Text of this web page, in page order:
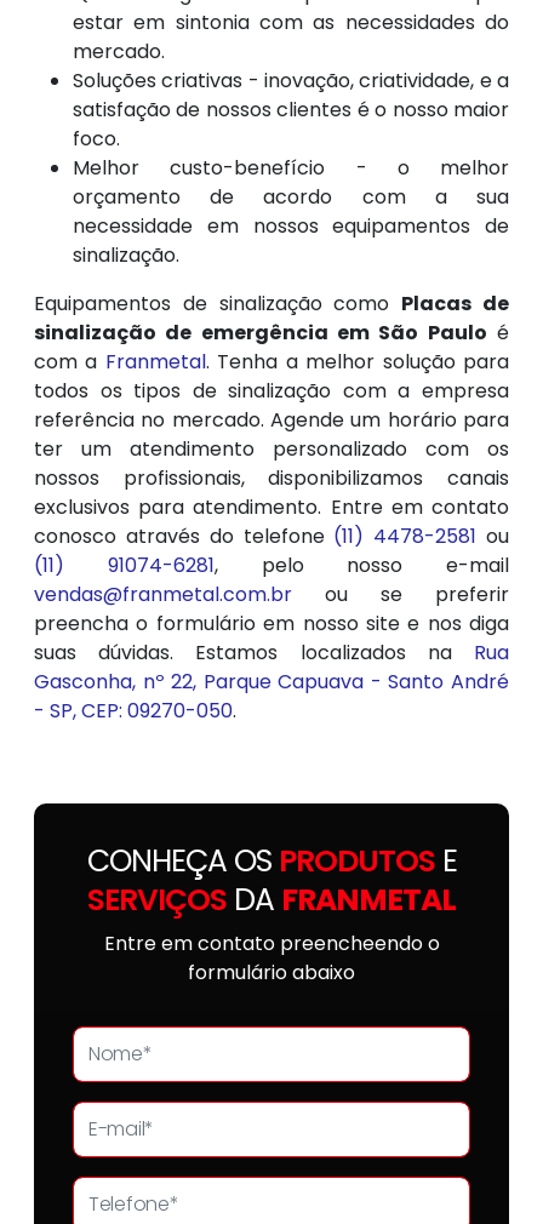
estar em sintonia com as necessidades do
mercado.
Soluções criativas - inovação, criatividade, e a
satisfação de nossos clientes é o nosso maior
foco.
Melhor custo-benefício - o melhor
orçamento de acordo com a sua
necessidade em nossos equipamentos de
sinalização.
Equipamentos de sinalização como Placas de
sinalização de emergência em São Paulo é
com a Franmetal. Tenha a melhor solução para
todos os tipos de sinalização com a empresa
referência no mercado. Agende um horário para
ter um atendimento personalizado com os
nossos profissionais, disponibilizamos canais
exclusivos para atendimento. Entre em contato
conosco através do telefone (11) 4478-2581 ou
(11) 91074-6281, pelo nosso e-mail
vendas@franmetal.com.br ou se preferir
preencha o formulário em nosso site e nos diga
suas dúvidas. Estamos localizados na Rua
Gasconha, nº 22, Parque Capuava - Santo André
- SP, CEP: 09270-050.
CONHEÇA OS PRODUTOSE
SERVIÇOS DA FRANMETAL
Entre em contato preencheendo o
formulário abaixo